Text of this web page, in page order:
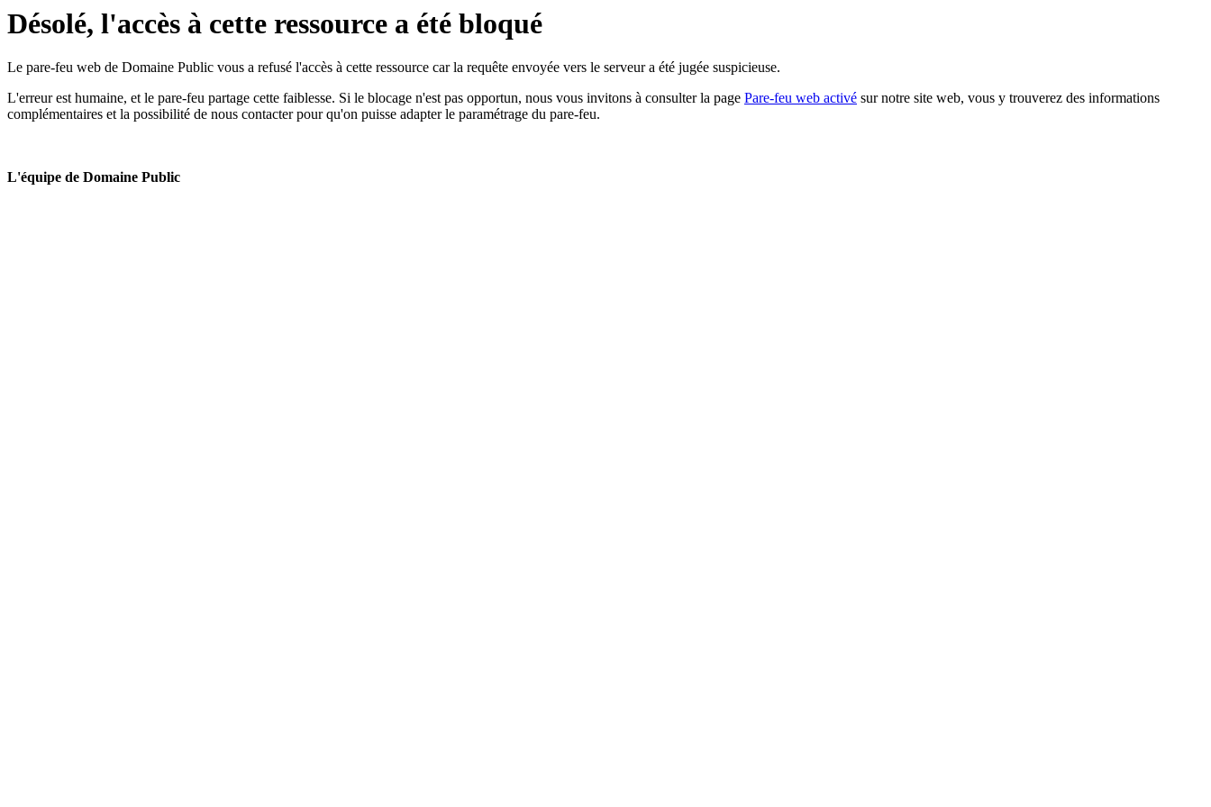
Désolé, l'accès à cette ressource a été bloqué
Le pare-feu web de Domaine Public vous a refusé l'accès à cette ressource car la requête envoyée vers le serveur a été jugée suspicieuse.
L'erreur est humaine, et le pare-feu partage cette faiblesse. Si le blocage n'est pas opportun, nous vous invitons à consulter la page Pare-feu web activé sur notre site web, vous y trouverez des informations
complémentaires et la possibilité de nous contacter pour qu'on puisse adapter le paramétrage du pare-feu.
L'équipe de Domaine Public